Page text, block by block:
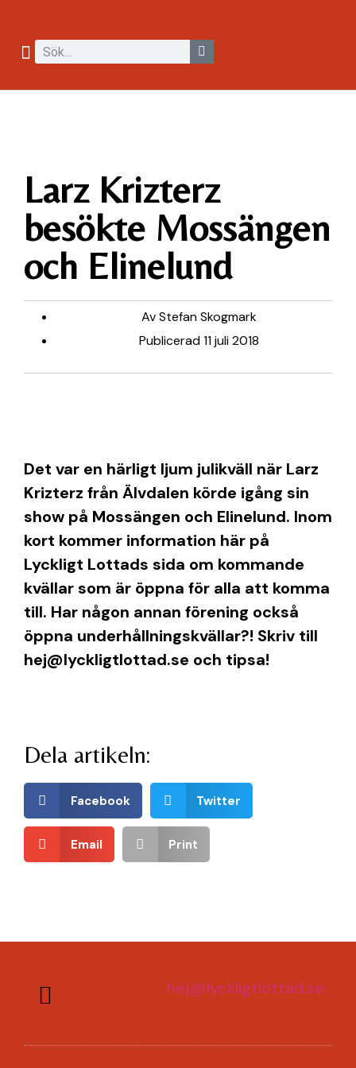
Larz Krizterz
besökte Mossängen
och Elinelund
AvStefan Skogmark
Publicerad 11 juli 2018
Det var en härligt ljum julikväll när Larz
Krizterz från Älvdalen körde igång sin
show på Mossängen och Elinelund. Inom
kort kommer information här på
Lyckligt Lottads sida om kommande
kvällar som är öppna för alla att komma
till. Har någon annan förening också
öppna underhållningskvällar?! Skriv till
hej@lyckligtlottad.se och tipsa!
Dela artikeln:
Facebook Twitter
Email Print
hej@lyckligtlottad.se